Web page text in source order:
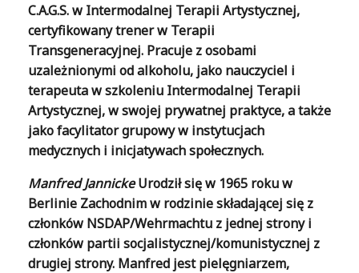
C.A.G.S. w Intermodalnej Terapii Artystycznej,
certyfikowany trener w Terapii
Transgeneracyjnej. Pracuje z osobami
uzależnionymi od alkoholu, jako nauczyciel i
terapeuta w szkoleniu Intermodalnej Terapii
Artystycznej, w swojej prywatnej praktyce, a także
jako facylitator grupowy w instytucjach
medycznych i inicjatywach społecznych.
Manfred JannickeUrodził się w 1965 roku w
Berlinie Zachodnim w rodzinie składającej się z
członków NSDAP/Wehrmachtu z jednej strony i
członków partii socjalistycznej/komunistycznej z
drugiej strony. Manfred jest pielęgniarzem,